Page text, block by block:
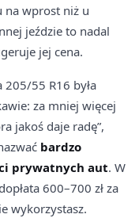
na wprost niż u
jeździe to nadal
jej cena.
55 R16 była
za mniej więcej
jakoś daje radę”,
bardzo
prywatnych aut. W
600–700 zł za
wykorzystasz.